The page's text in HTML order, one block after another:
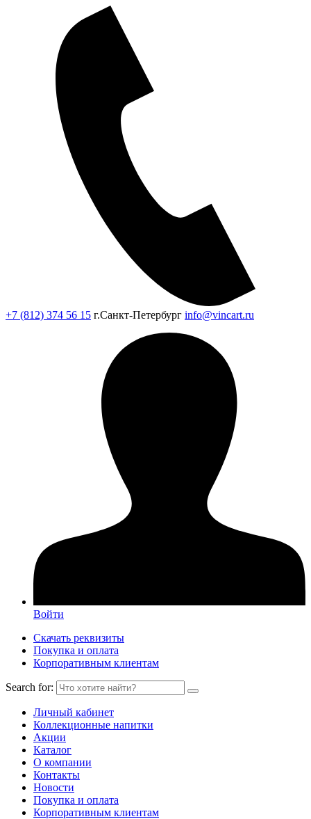
+7 (812) 374 56 15 г.Санкт-Петербург info@vincart.ru
Войти
Скачать реквизиты
Покупка и оплата
Корпоративным клиентам
Search for:
Личный кабинет
Коллекционные напитки
Акции
Каталог
О компании
Контакты
Новости
Покупка и оплата
Корпоративным клиентам